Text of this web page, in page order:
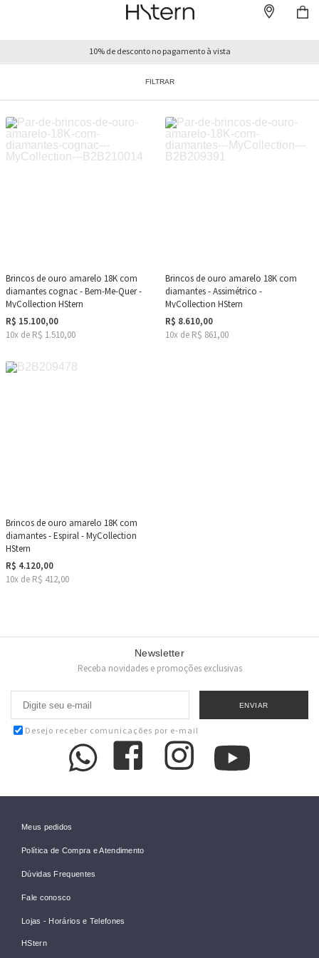
10% de desconto no pagamento à vista
FILTRAR
Brincos de ouro amarelo 18K com
diamantes cognac - Bem-Me-Quer -
MyCollection HStern
R$ 15.100,00
10x de R$ 1.510,00
Brincos de ouro amarelo 18K com
diamantes - Assimétrico -
MyCollection HStern
R$ 8.610,00
10x de R$ 861,00
Brincos de ouro amarelo 18K com
diamantes - Espiral - MyCollection
HStern
R$ 4.120,00
10x de R$ 412,00
Newsletter
Receba novidades e promoções exclusivas
Desejo receber comunicações por e-mail
Meus pedidos
Política de Compra e Atendimento
Dúvidas Frequentes
Fale conosco
Lojas - Horários e Telefones
HStern